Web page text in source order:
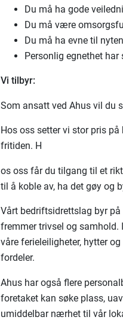
Du må ha gode
Du må være
Du må ha evne til
Personlig egnethet
Vi tilbyr:
Som ansatt ved Ahus vil du
Hos oss setter vi stor pris
fritiden. H
os oss får du tilgang til et
til å koble av, ha det gøy og
Vårt bedriftsidrettslag byr
fremmer trivsel og samhold.
våre ferieleiligheter, hytter
fordeler.
Ahus har også flere
foretaket kan søke plass,
umiddelbar nærhet til vår